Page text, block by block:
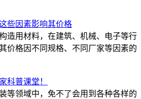
些因素影响其价格
用材料，在建筑、机械、电子等行
价格因不同规格、不同厂家等因素的
科普课堂！
领域中，免不了会用到各种各样的